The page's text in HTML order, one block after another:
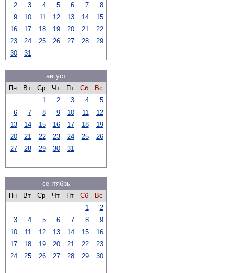
2
3 4 5 6 7
8
9
10 11 12 13 14
15
16
17 18 19 20 21
22
23
24 25 26 27 28
29
30
31
август
Пн
Вт Ср Чт Пт Сб
Вс
1
2 3 4
5
6
7 8 9 10 11
12
13
14 15 16 17 18
19
20
21 22 23 24 25
26
27
28 29 30 31
сентябрь
Пн
Вт Ср Чт Пт Сб
Вс
1
2
3
4 5 6 7 8
9
10
11 12 13 14 15
16
17
18 19 20 21 22
23
24
25 26 27 28 29 30